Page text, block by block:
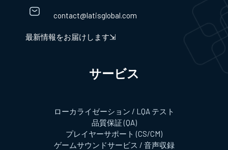
contact@latisglobal.com
最新情報をお届けします⇲
サービス​
ローカライゼーション / LQA テスト
品質保証 (QA)
プレイヤーサポート (CS/CM)
ゲームサウンドサービス / 音声収録